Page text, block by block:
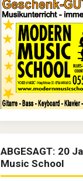
ABGESAGT: 20
Music School